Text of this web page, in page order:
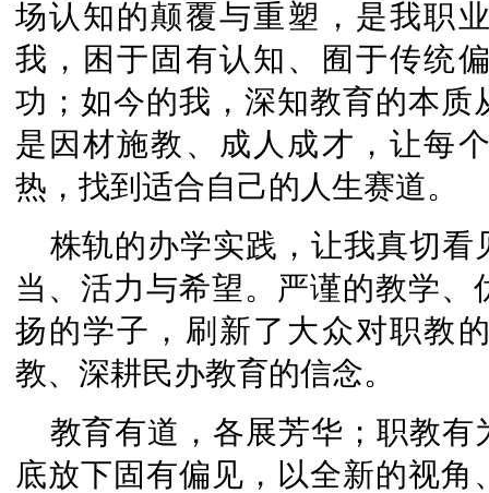
场认知的颠覆与重塑，是我职
我，困于固有认知、囿于传统
功；如今的我，深知教育的本
是因材施教、成人成才，让每
热，找到适合自己的人生赛道。
株轨的办学实践，让我真切
当、活力与希望。严谨的教学
扬的学子，刷新了大众对职教
教、深耕民办教育的信念。
教育有道，各展芳华；职教
底放下固有偏见，以全新的视